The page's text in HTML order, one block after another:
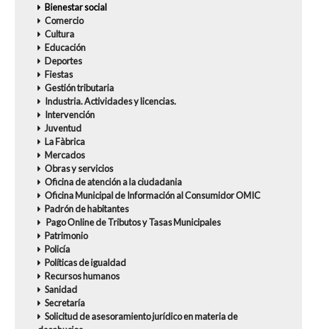
Bienestar social
Comercio
Cultura
Educación
Deportes
Fiestas
Gestión tributaria
Industria. Actividades y licencias.
Intervención
Juventud
La Fàbrica
Mercados
Obras y servicios
Oficina de atención a la ciudadania
Oficina Municipal de Información al Consumidor OMIC
Padrón de habitantes
Pago Online de Tributos y Tasas Municipales
Patrimonio
Policía
Políticas de igualdad
Recursos humanos
Sanidad
Secretaría
Solicitud de asesoramiento jurídico en materia de